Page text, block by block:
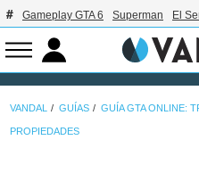
Gameplay GTA 6 Superman El
VANDAL GUÍAS GUÍA GTA ONLINE:
PROPIEDADES